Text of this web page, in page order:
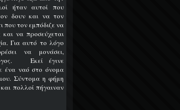
ήταν αυτοί που
δουν και να τον
που τον εμπόδιζε να
και να προσεύχεται
Για αυτό το λόγο
να μονάσει,
Εκεί έγινε
ένα ναό στο όνομα
Σύντομα η φήμη
πολλοί πήγαιναν